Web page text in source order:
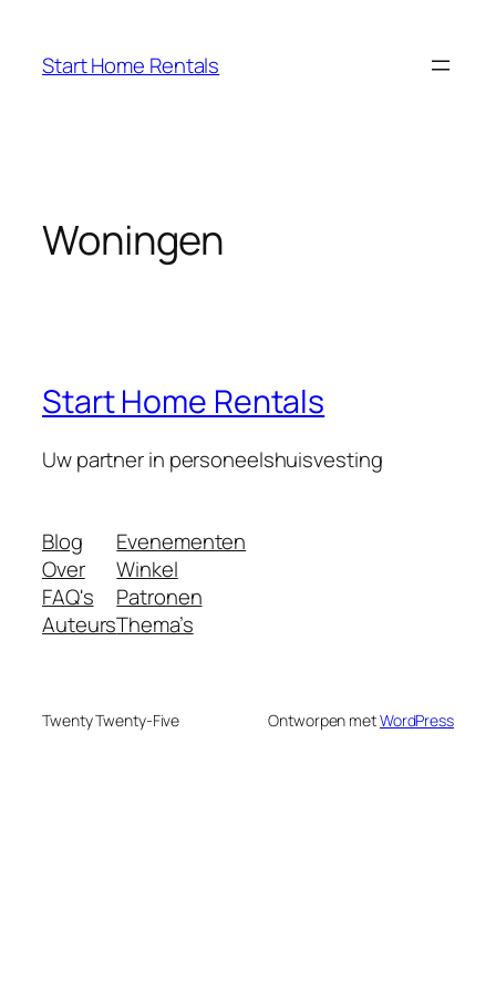
Start Home Rentals
Woningen
Start Home Rentals
Uw partner in personeelshuisvesting
Blog
Over
FAQ's
Auteurs
Evenementen
Winkel
Patronen
Thema’s
Twenty Twenty-Five Ontworpen metWordPress